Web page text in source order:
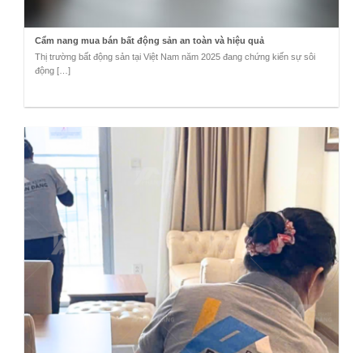
Cẩm nang mua bán bất động sản an toàn và hiệu quả
Thị trường bất động sản tại Việt Nam năm 2025 đang chứng kiến sự sôi
động […]